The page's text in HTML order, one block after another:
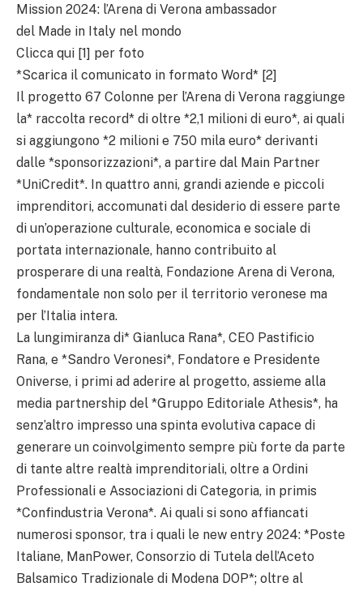
Mission 2024: l’Arena di Verona ambassador
del Made in Italy nel mondo
Clicca qui [1] per foto
*Scarica il comunicato in formato Word* [2]
Il progetto 67 Colonne per l’Arena di Verona raggiunge
la* raccolta record* di oltre *2,1 milioni di euro*, ai quali
si aggiungono *2 milioni e 750 mila euro* derivanti
dalle *sponsorizzazioni*, a partire dal Main Partner
*UniCredit*. In quattro anni, grandi aziende e piccoli
imprenditori, accomunati dal desiderio di essere parte
di un’operazione culturale, economica e sociale di
portata internazionale, hanno contribuito al
prosperare di una realtà, Fondazione Arena di Verona,
fondamentale non solo per il territorio veronese ma
per l’Italia intera.
La lungimiranza di* Gianluca Rana*, CEO Pastificio
Rana, e *Sandro Veronesi*, Fondatore e Presidente
Oniverse, i primi ad aderire al progetto, assieme alla
media partnership del *Gruppo Editoriale Athesis*, ha
senz’altro impresso una spinta evolutiva capace di
generare un coinvolgimento sempre più forte da parte
di tante altre realtà imprenditoriali, oltre a Ordini
Professionali e Associazioni di Categoria, in primis
*Confindustria Verona*. Ai quali si sono affiancati
numerosi sponsor, tra i quali le new entry 2024: *Poste
Italiane, ManPower, Consorzio di Tutela dell’Aceto
Balsamico Tradizionale di Modena DOP*; oltre al